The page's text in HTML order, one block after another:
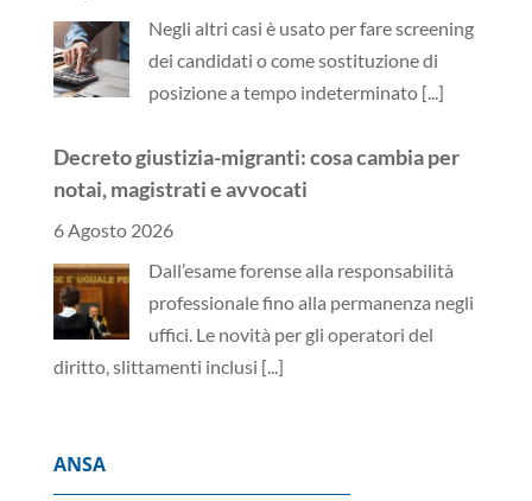
Negli altri casi è usato per fare screening
dei candidati o come sostituzione di
posizione a tempo indeterminato [...]
Decreto giustizia-migranti: cosa cambia per
notai, magistrati e avvocati
6 Agosto 2026
Dall’esame forense alla responsabilità
professionale fino alla permanenza negli
uffici. Le novità per gli operatori del
diritto, slittamenti inclusi [...]
ANSA